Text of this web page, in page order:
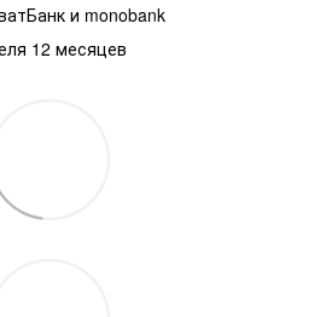
и monobank
12 месяцев